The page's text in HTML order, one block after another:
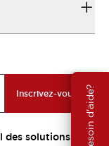
Besoin d'aide?
Inscrivez-vous
des solutions